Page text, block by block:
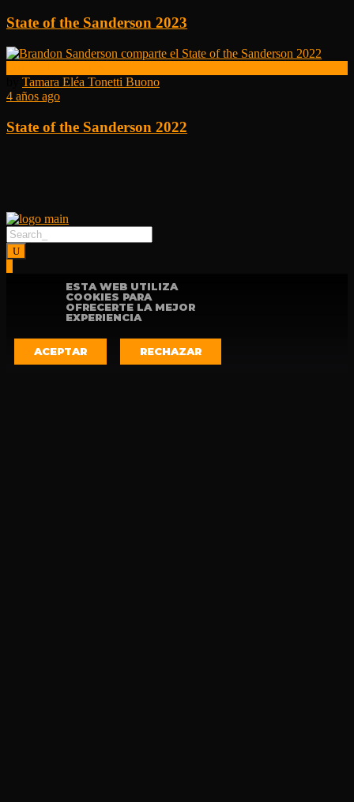
State of the Sanderson 2023
Tamara Eléa Tonetti Buono
4 años ago
State of the Sanderson 2022
ESTA WEB UTILIZA
COOKIES PARA
OFRECERTE LA MEJOR
EXPERIENCIA
ACEPTAR RECHAZAR